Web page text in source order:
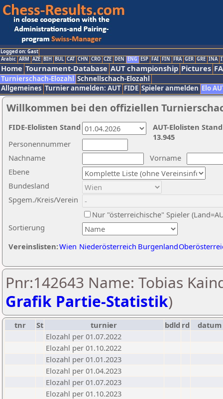
Logged on: Gast
Arabic ARM AZE BIH BUL CAT CHN CRO CZE DEN ENG ESP FAI FIN FRA GER GRE INA
Home Tournament-Database AUT championship Pictures
Turnierschach-Elozahl Schnellschach-Elozahl
Allgemeines Turnier anmelden: AUT FIDE Spieler anmelden Elo
Willkommen bei den offiziellen
Nachname
Vorname
Ebene
Sortierung
Personennummer
Bundesland
Spgem./Kreis/Verein
Nur "österreichische" Spieler
Vereinslisten:Wien Niederösterreich Burgenland
AUT-Elolisten
13.945
FIDE-Elolisten Stand
Pnr:142643 Name: Tobias
Grafik Partie-Statistik)
tnr St turnier bdld rd
datum
Elozahl per 01.07.2022
Elozahl per 01.10.2022
Elozahl per 01.01.2023
Elozahl per 01.04.2023
Elozahl per 01.07.2023
Elozahl per 01.10.2023